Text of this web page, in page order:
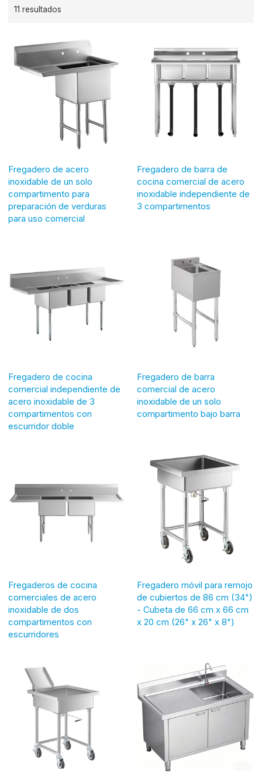
11 resultados
Fregadero de acero
inoxidable de un solo
compartimento para
preparación de verduras
para uso comercial
Fregadero de barra de
cocina comercial de acero
inoxidable independiente de
3 compartimentos
Fregadero de cocina
comercial independiente de
acero inoxidable de 3
compartimentos con
escurridor doble
Fregadero de barra
comercial de acero
inoxidable de un solo
compartimento bajo barra
Fregaderos de cocina
comerciales de acero
inoxidable de dos
compartimentos con
escurridores
Fregadero móvil para remojo
de cubiertos de 86 cm (34")
- Cubeta de 66 cm x 66 cm
x 20 cm (26" x 26" x 8")